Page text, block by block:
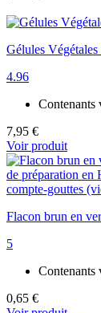
Gélules
4.96
Contenants
7,95 €
Voir produit
Flacon brun en
5
Contenants
0,65 €